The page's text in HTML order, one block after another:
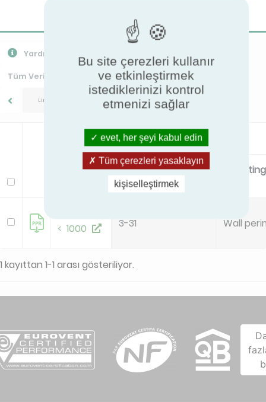
Yardım
Tüm Verileri Dışa Aktar
Lindab/Fasadium 1
Standard
Primary air flow
l/s
< 1000
3-31 Wall
1 kayıttan 1-1 arası gösteriliyor.
Bu site çerezleri kullanır
ve etkinleştirmek
istediklerinizi kontrol
etmenizi sağlar
evet, her şeyi kabul edin
Tüm çerezleri yasaklayın
kişiselleştirmek